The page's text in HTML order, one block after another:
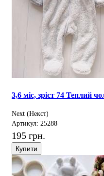
3,6 міс, зріст 74 Теплий
Next (Некст)
Артикул: 25288
195 грн.
Купити